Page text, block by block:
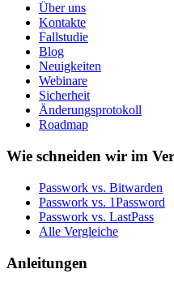
Über uns
Kontakte
Fallstudie
Blog
Neuigkeiten
Webinare
Sicherheit
Änderungsprotokoll
Roadmap
Wie schneiden wir im
Passwork vs. Bitwarden
Passwork vs. 1Password
Passwork vs. LastPass
Alle Vergleiche
Anleitungen